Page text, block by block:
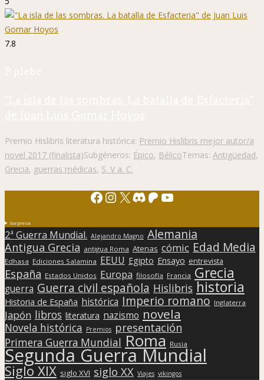
7.8
P. plebe
"La isla de las sombras. La batalla de Esfacteria"
de Juan Luis Gomar Hoyos
Premio Hislibris literatura histórica: Premio Hislibris mejor autor/a
novel 2017 (finalista)Subgéneros: Épico, BélicoTemas: Antigüedad,
Grecia, guerras médicas, S. V a. C.
Facebook
Instagram
X Discord
Patreon
YouTube
Sorpresa
2ª Guerra Mundial. Alejandro Magno Alemania
Antigua Grecia antigua Roma Atenas cómic Edad Media
Edhasa Ediciones Salamina EEUU Egipto Ensayo entrevista
España Estados Unidos Europa filosofía Francia Grecia
guerra Guerra civil española Hislibris historia
Historia de España histórica Imperio romano Inglaterra
Japón libros literatura nazismo novela
Novela histórica Premios presentación
Primera Guerra Mundial Roma Rusia
Segunda Guerra Mundial
Siglo XIX siglo XVI siglo XX Viajes vikingos